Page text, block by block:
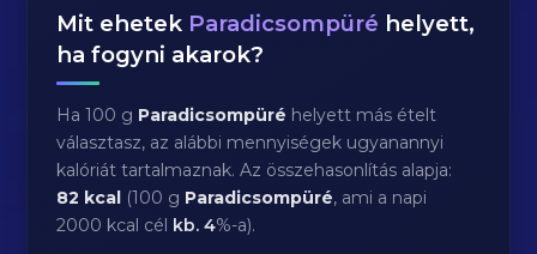
Mit ehetek Paradicsompüré helyett,
ha fogyni akarok?
Ha 100 g Paradicsompüré helyett más ételt
választasz, az alábbi mennyiségek ugyanannyi
kalóriát tartalmaznak. Az összehasonlítás alapja:
82 kcal (100 g Paradicsompüré, ami a napi
2000 kcal cél kb.4%-a).